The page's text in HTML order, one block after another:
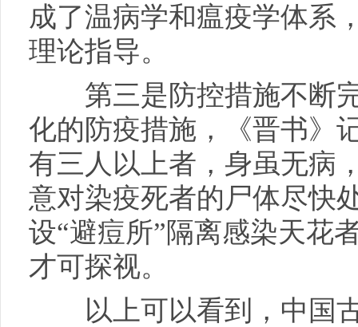
成了温病学和瘟疫学体系
理论指导。
第三是防控措施不断完
化的防疫措施，《晋书》
有三人以上者，身虽无病
意对染疫死者的尸体尽快
设“避痘所”隔离感染天花
才可探视。
以上可以看到，中国古